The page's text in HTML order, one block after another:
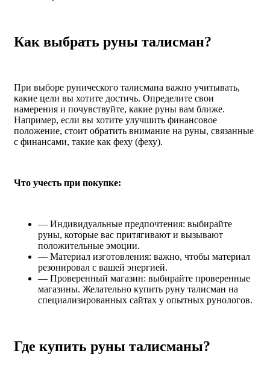
Как выбрать руны талисман?
При выборе рунического талисмана важно учитывать,
какие цели вы хотите достичь. Определите свои
намерения и почувствуйте, какие руны вам ближе.
Например, если вы хотите улучшить финансовое
положение, стоит обратить внимание на руны, связанные
с финансами, такие как феху (феху).
Что учесть при покупке:
— Индивидуальные предпочтения: выбирайте
руны, которые вас притягивают и вызывают
положительные эмоции.
— Материал изготовления: важно, чтобы материал
резонировал с вашей энергией.
— Проверенный магазин: выбирайте проверенные
магазины. Желательно купить руну талисман на
специализированных сайтах у опытных рунологов.
Где купить руны талисманы?